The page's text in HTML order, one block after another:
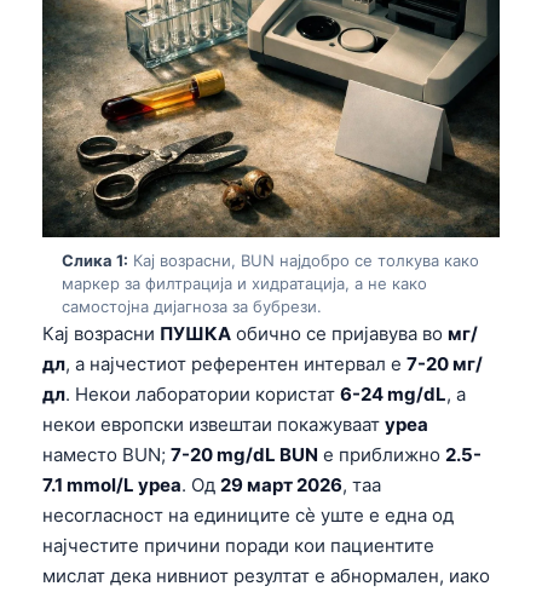
Слика 1: Кај возрасни, BUN најдобро се толкува како
маркер за филтрација и хидратација, а не како
самостојна дијагноза за бубрези.
Кај возрасни ПУШКА обично се пријавува во мг/
дл, а најчестиот референтен интервал е 7-20 мг/
дл. Некои лаборатории користат 6-24 mg/dL, а
некои европски извештаи покажуваат уреа
наместо BUN; 7-20 mg/dL BUN е приближно 2.5-
7.1 mmol/L уреа. Од 29 март 2026, таа
несогласност на единиците сè уште е една од
најчестите причини поради кои пациентите
мислат дека нивниот резултат е абнормален, иако